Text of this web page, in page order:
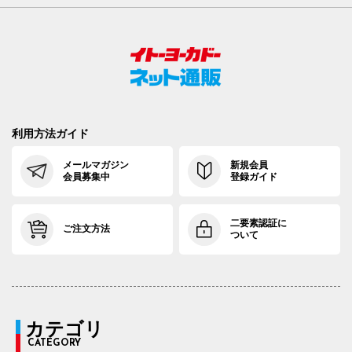
利用方法ガイド
メールマガジン
会員募集中
新規会員
登録ガイド
ご注文方法
二要素認証に
ついて
カテゴリ
CATEGORY